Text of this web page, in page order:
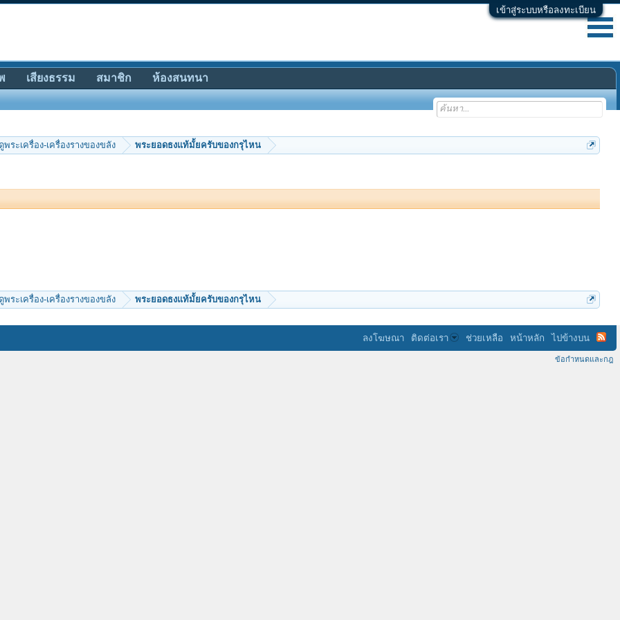
เข้าสู่ระบบหรือลงทะเบียน
พระเครื่อง-เครื่องรางของขลัง พระยอดธงแท้มั้ยครับของกรุไหน
พระเครื่อง-เครื่องรางของขลัง พระยอดธงแท้มั้ยครับของกรุไหน
เสียงธรรม สมาชิก ห้องสนทนา
ลงโฆษณา ติดต่อเรา ช่วยเหลือ หน้าหลัก ไปข้างบน
ข้อกำหนดและกฎ